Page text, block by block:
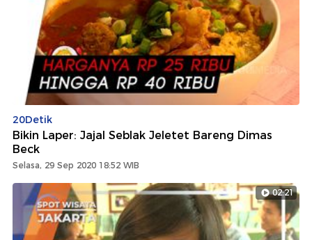
20Detik
Bikin Laper: Jajal Seblak Jeletet Bareng Dimas
Beck
Selasa, 29 Sep 2020 18:52 WIB
02:21